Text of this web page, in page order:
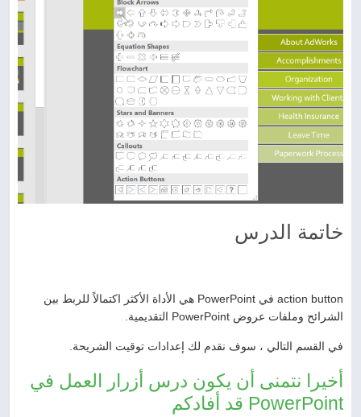
خاتمة الدرس
action button في PowerPoint هي الأداة الأكثر اكتمالاً للربط بين
الشرائح وملفات عروض PowerPoint التقديمية.
في القسم التالي ، سوف نقدم لك إعدادات توقيت الشريحة.
أخيرا نتمنى أن يكون درس أزرار العمل في
PowerPoint قد أفادكم